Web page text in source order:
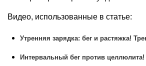
Видео, использованные в статье:
Утренняя зарядка: бег и растяжка!
Интервальный бег против